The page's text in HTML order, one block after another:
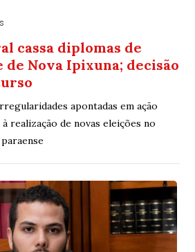
cassa diplomas de
Nova Ipixuna; decisão
apontadas em ação
realização de novas eleições no